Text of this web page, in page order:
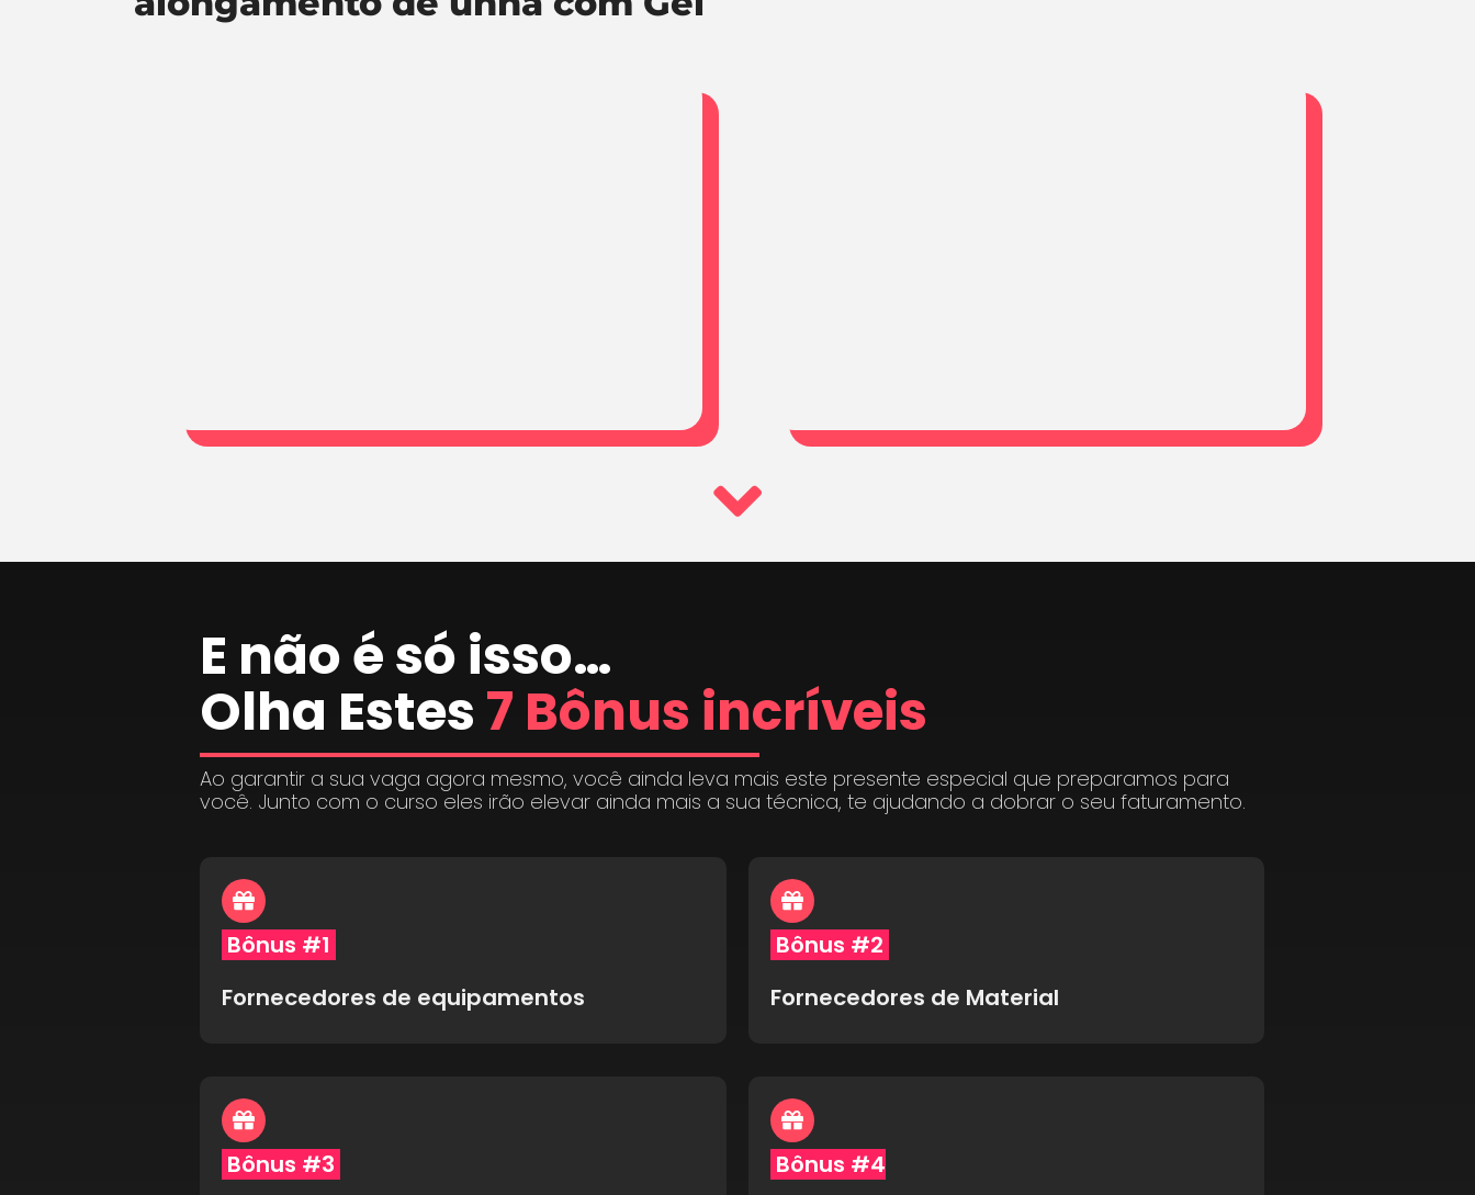
E não é só isso…
Olha Estes 7 Bônus incríveis
Ao garantir a sua vaga agora mesmo, você ainda leva mais este presente especial que preparamos para
você. Junto com o curso eles irão elevar ainda mais a sua técnica, te ajudando a dobrar o seu faturamento.
Bônus #1
Fornecedores de equipamentos
Bônus #2
Fornecedores de Material
Bônus #3 Bônus #4